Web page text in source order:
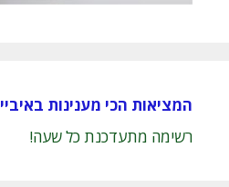
המציאות הכי מענינות באיביי
רשימה מתעדכנת כל שעה!